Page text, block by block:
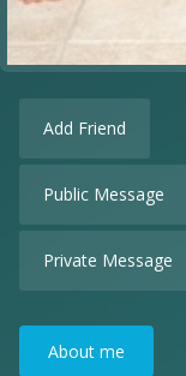
Add Friend
Public Message
Private Message
About me